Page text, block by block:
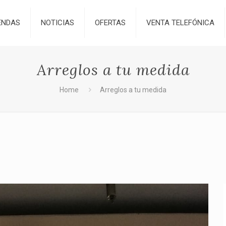
NOTICIAS OFERTAS VENTA TELEFÓNICA
Arreglos a tu medida
Home Arreglos a tu medida